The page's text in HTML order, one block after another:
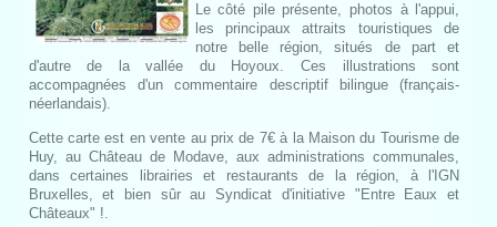
Le côté pile présente, photos à l'appui,
les principaux attraits touristiques de
notre belle région, situés de part et
d'autre de la vallée du Hoyoux. Ces illustrations sont
accompagnées d'un commentaire descriptif bilingue (français-
néerlandais).
Cette carte est en vente au prix de 7€ à la Maison du Tourisme de
Huy, au Château de Modave, aux administrations communales,
dans certaines librairies et restaurants de la région, à l'IGN
Bruxelles, et bien sûr au Syndicat d'initiative "Entre Eaux et
Châteaux" !.